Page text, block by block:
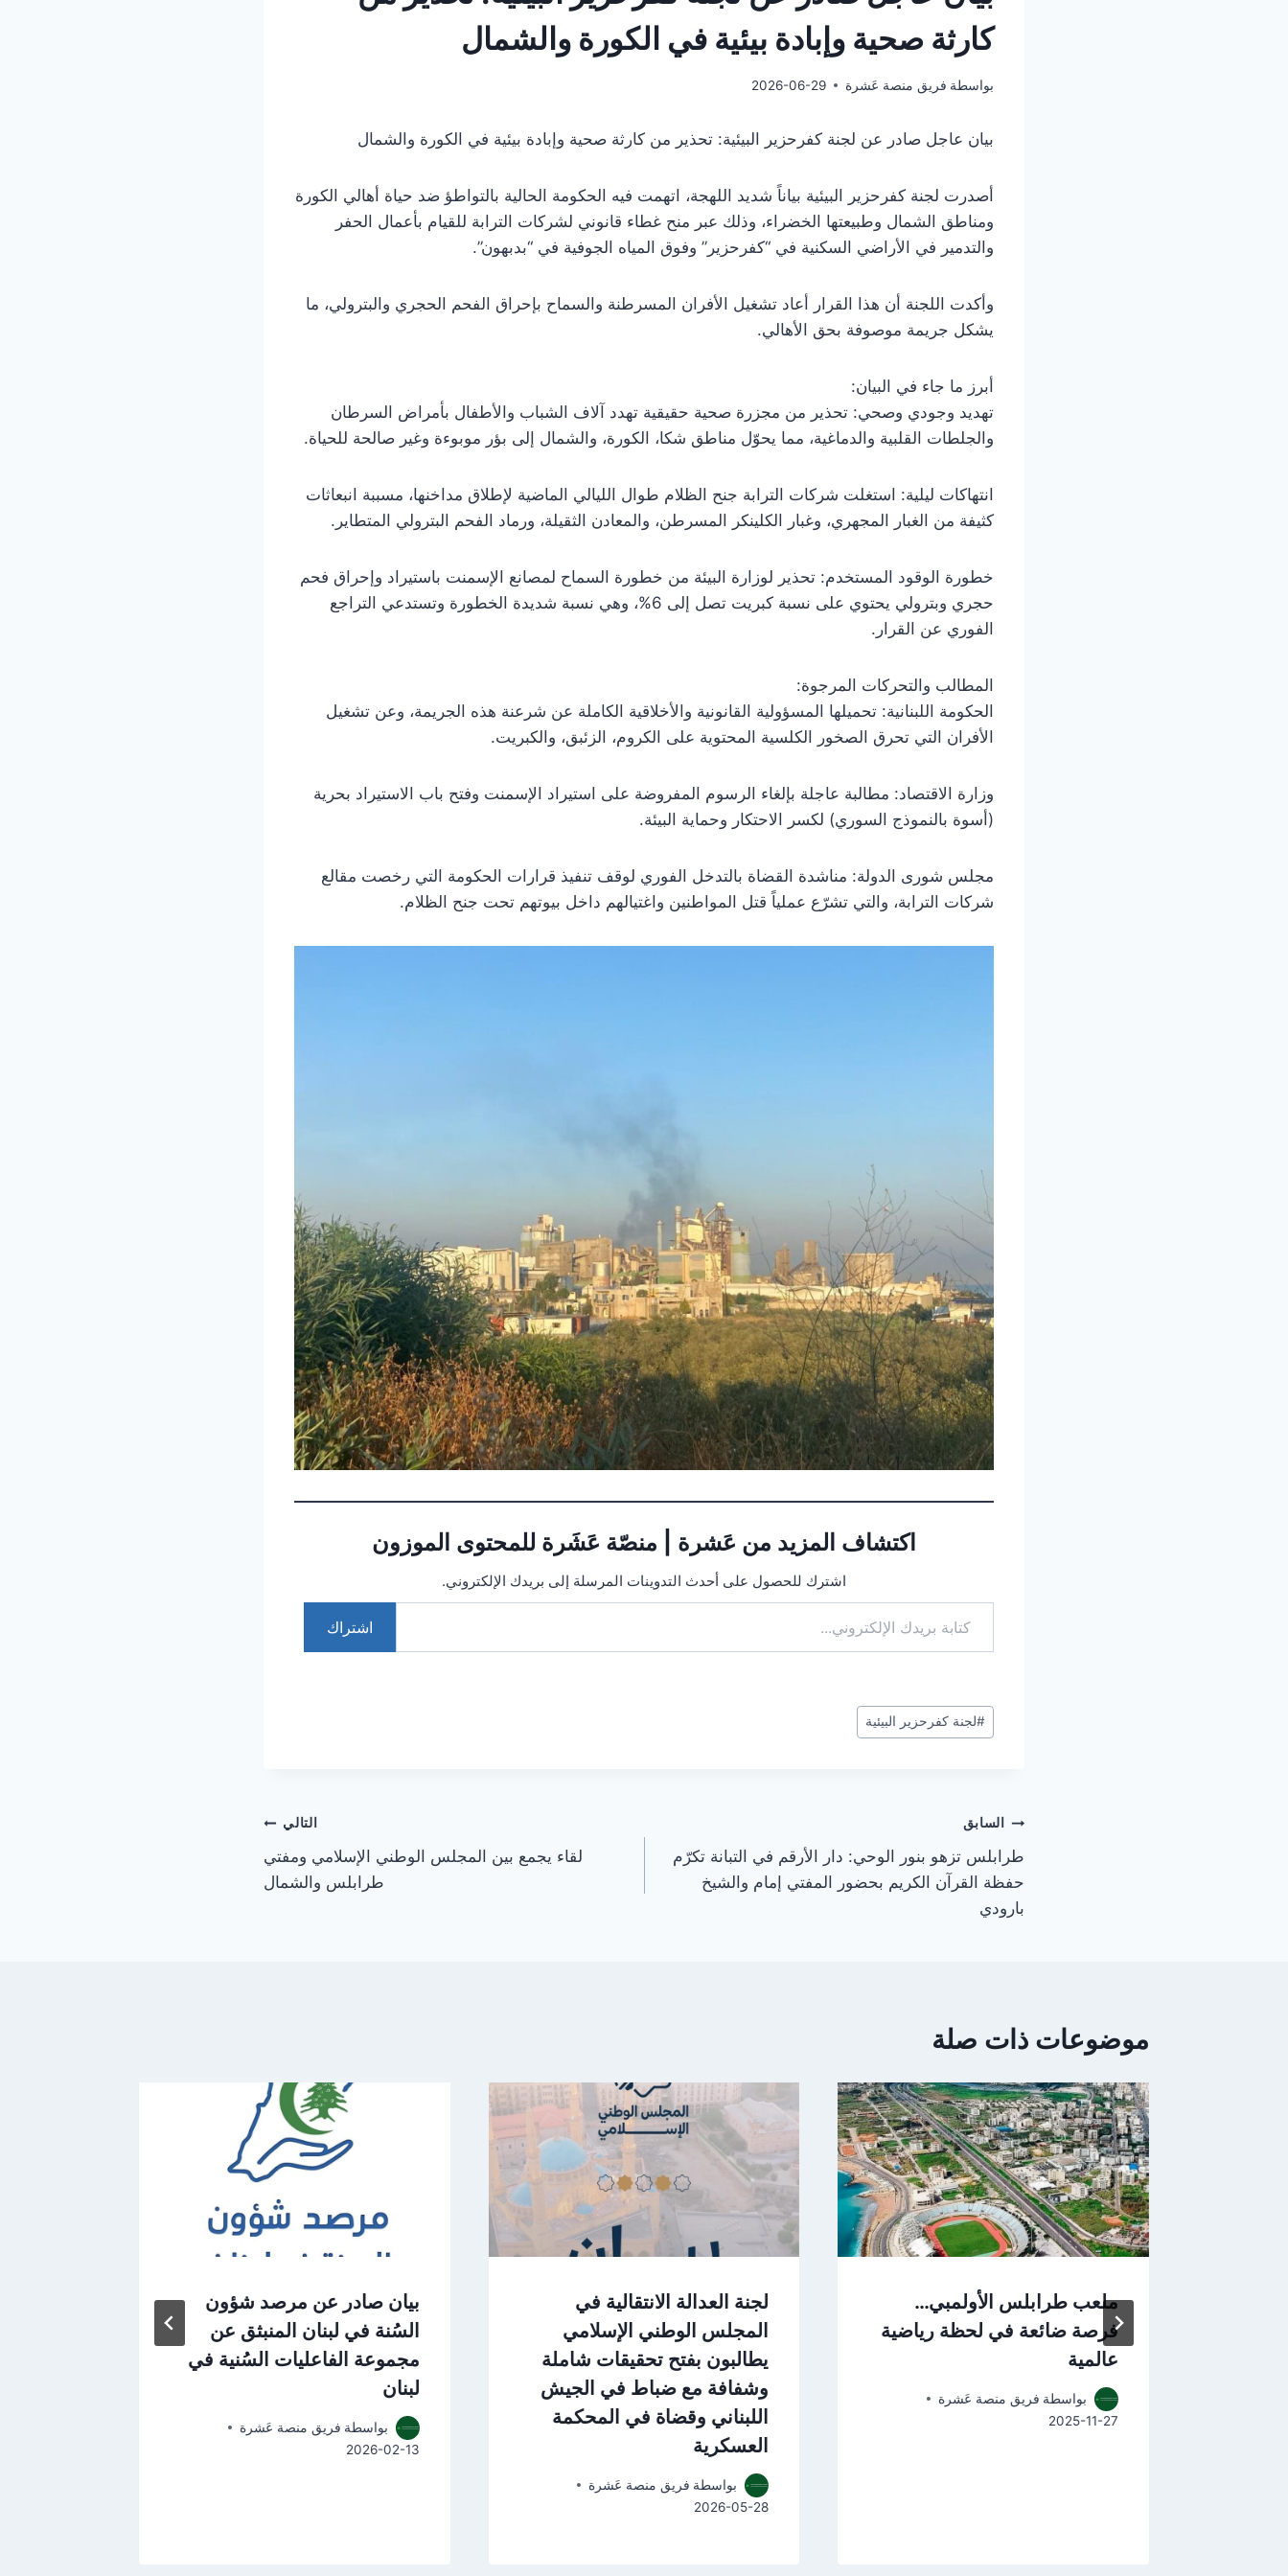
كارثة صحية وإبادة بيئية في الكورة والشمال
بواسطة فريق منصة عَشرة 2026-06-29
بيان عاجل صادر عن لجنة كفرحزير البيئية: تحذير من كارثة صحية وإبادة بيئية في الكورة والشمال
​أصدرت لجنة كفرحزير البيئية بياناً شديد اللهجة، اتهمت فيه الحكومة الحالية بالتواطؤ ضد حياة أهالي الكورة
ومناطق الشمال وطبيعتها الخضراء، وذلك عبر منح غطاء قانوني لشركات الترابة للقيام بأعمال الحفر
والتدمير في الأراضي السكنية في “كفرحزير” وفوق المياه الجوفية في “بدبهون”.
وأكدت اللجنة أن هذا القرار أعاد تشغيل الأفران المسرطنة والسماح بإحراق الفحم الحجري والبترولي، ما
يشكل جريمة موصوفة بحق الأهالي.
​أبرز ما جاء في البيان:
​تهديد وجودي وصحي: تحذير من مجزرة صحية حقيقية تهدد آلاف الشباب والأطفال بأمراض السرطان
والجلطات القلبية والدماغية، مما يحوّل مناطق شكا، الكورة، والشمال إلى بؤر موبوءة وغير صالحة للحياة.
​انتهاكات ليلية: استغلت شركات الترابة جنح الظلام طوال الليالي الماضية لإطلاق مداخنها، مسببة انبعاثات
كثيفة من الغبار المجهري، وغبار الكلينكر المسرطن، والمعادن الثقيلة، ورماد الفحم البترولي المتطاير.
​خطورة الوقود المستخدم: تحذير لوزارة البيئة من خطورة السماح لمصانع الإسمنت باستيراد وإحراق فحم
حجري وبترولي يحتوي على نسبة كبريت تصل إلى 6%، وهي نسبة شديدة الخطورة وتستدعي التراجع
الفوري عن القرار.
​المطالب والتحركات المرجوة:
​الحكومة اللبنانية: تحميلها المسؤولية القانونية والأخلاقية الكاملة عن شرعنة هذه الجريمة، وعن تشغيل
الأفران التي تحرق الصخور الكلسية المحتوية على الكروم، الزئبق، والكبريت.
​وزارة الاقتصاد: مطالبة عاجلة بإلغاء الرسوم المفروضة على استيراد الإسمنت وفتح باب الاستيراد بحرية
(أسوة بالنموذج السوري) لكسر الاحتكار وحماية البيئة.
​مجلس شورى الدولة: مناشدة القضاة بالتدخل الفوري لوقف تنفيذ قرارات الحكومة التي رخصت مقالع
شركات الترابة، والتي تشرّع عملياً قتل المواطنين واغتيالهم داخل بيوتهم تحت جنح الظلام.
اكتشاف المزيد من عَشرة | منصّة عَشَرة للمحتوى الموزون
اشترك للحصول على أحدث التدوينات المرسلة إلى بريدك الإلكتروني.
كتابة بريدك الإلكتروني...
اشتراك
وسوم
المقال:
#لجنة كفرحزير البيئية
تصفّح
المقالات
السابق
طرابلس تزهو بنور الوحي: دار الأرقم في التبانة تكرّم
حفظة القرآن الكريم بحضور المفتي إمام والشيخ
بارودي
التالي
لقاء يجمع بين المجلس الوطني الإسلامي ومفتي
طرابلس والشمال
موضوعات ذات صلة
ملعب طرابلس الأولمبي…
فرصة ضائعة في لحظة رياضية
عالمية
بواسطة فريق منصة عَشرة
2025-11-27
لجنة العدالة الانتقالية في
المجلس الوطني الإسلامي
يطالبون بفتح تحقيقات شاملة
وشفافة مع ضباط في الجيش
اللبناني وقضاة في المحكمة
العسكرية
بواسطة فريق منصة عَشرة
2026-05-28
بيان صادر عن مرصد شؤون
السُنة في لبنان المنبثق عن
مجموعة الفاعليات السُنية في
لبنان
بواسطة فريق منصة عَشرة
2026-02-13